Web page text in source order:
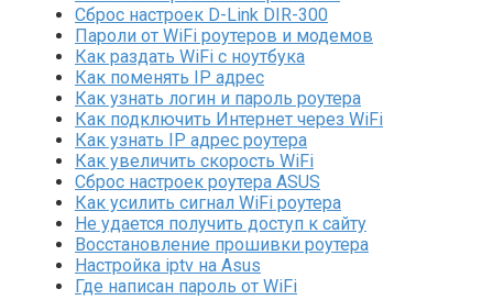
Сброс настроек D-Link DIR-300
Пароли от WiFi роутеров и модемов
Как раздать WiFi с ноутбука
Как поменять IP адрес
Как узнать логин и пароль роутера
Как подключить Интернет через WiFi
Как узнать IP адрес роутера
Как увеличить скорость WiFi
Сброс настроек роутера ASUS
Как усилить сигнал WiFi роутера
Не удается получить доступ к сайту
Восстановление прошивки роутера
Настройка iptv на Asus
Где написан пароль от WiFi